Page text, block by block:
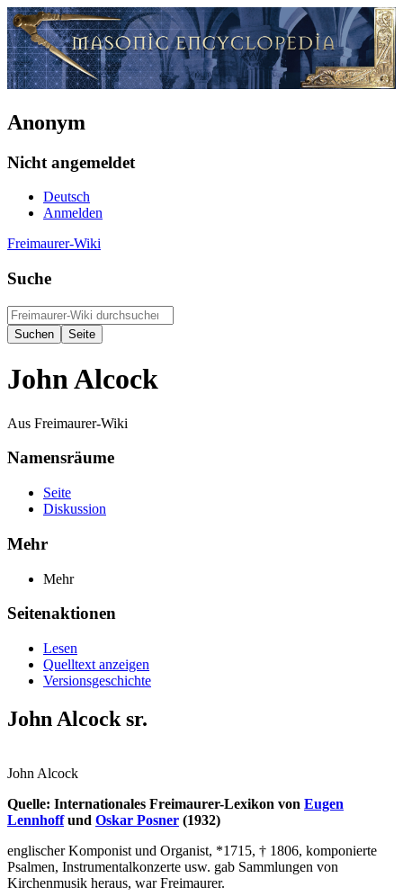
Anonym
Nicht angemeldet
Deutsch
Anmelden
Freimaurer-Wiki
Suche
John Alcock
Aus Freimaurer-Wiki
Namensräume
Seite
Diskussion
Mehr
Mehr
Seitenaktionen
Lesen
Quelltext anzeigen
Versionsgeschichte
John Alcock sr.
John Alcock
Quelle: Internationales Freimaurer-Lexikon von Eugen
Lennhoffund Oskar Posner (1932)
englischer Komponist und Organist, *1715, † 1806, komponierte
Psalmen, Instrumentalkonzerte usw. gab Sammlungen von
Kirchenmusik heraus, war Freimaurer.